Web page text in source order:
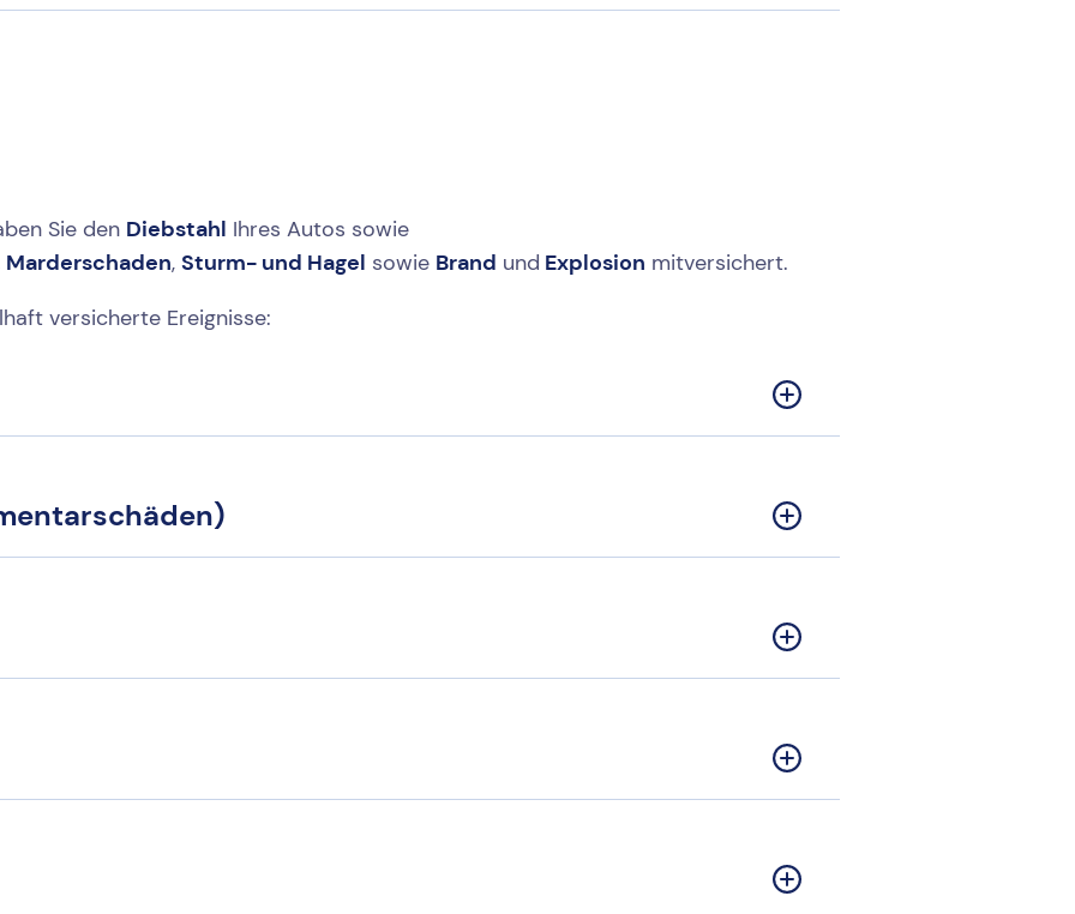
Sie den Diebstahl Ihres Autos sowie
Marderschaden, Sturm- und Hagel sowie Brand und Explosion mitversichert.
versicherte Ereignisse: